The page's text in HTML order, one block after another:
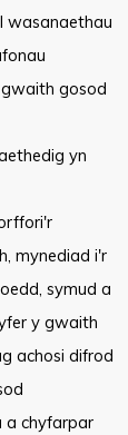
wasanaethau
gosod
yn
mynediad i'r
symud a
y gwaith
achosi difrod
a chyfarpar